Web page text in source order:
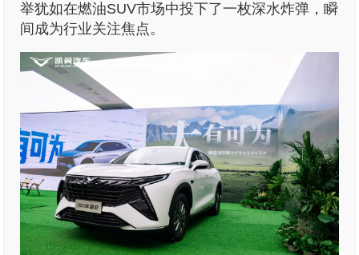
举犹如在燃油SUV市场中投下了一枚深水炸弹，瞬
间成为行业关注焦点。